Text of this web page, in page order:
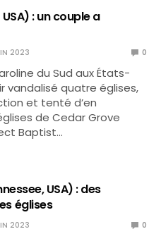
: un couple a
2023 0
du Sud aux États-
vandalisé quatre églises,
et tenté d’en
de Cedar Grove
Baptist…
USA) : des
églises
2023 0